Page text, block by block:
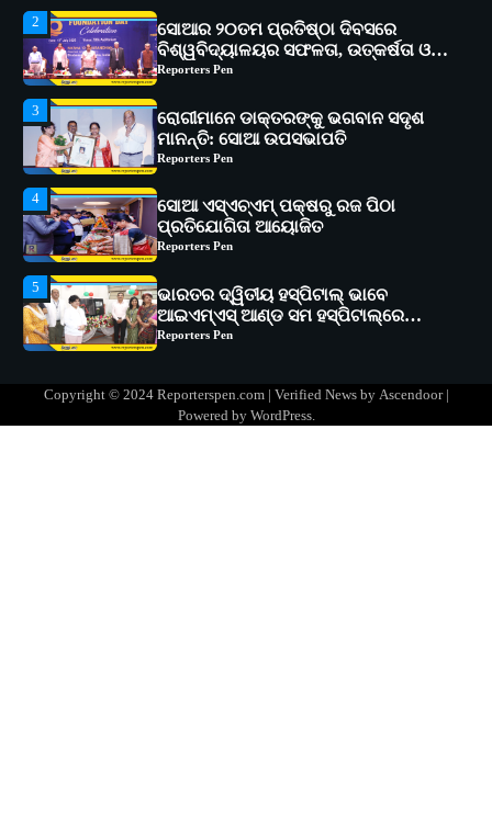
3
ରୋଗୀମାନେ ଡାକ୍ତରଙ୍କୁ ଭଗବାନ ସଦୃଶ
ମାନନ୍ତି: ସୋଆ ଉପସଭାପତି
Reporters Pen
4
ସୋଆ ଏସ୍‌ଏଚ୍‌ଏମ୍ ପକ୍ଷରୁ ରଜ ପିଠା
ପ୍ରତିଯୋଗିତା ଆୟୋଜିତ
Reporters Pen
5
ଭାରତର ଦ୍ୱିତୀୟ ହସ୍ପିଟାଲ୍ ଭାବେ
ଆଇଏମ୍‌ଏସ୍ ଆଣ୍ଡ ସମ ହସ୍ପିଟାଲ୍‌ରେ
ଅତ୍ୟାଧୁନିକ ଡିଜିସ୍କାନର ସ୍ଥାପନ
Reporters Pen
1
ସୋଆ ପକ୍ଷରୁ ରାୱେ କାର୍ଯ୍ୟକ୍ରମ ଅଧୀନରେ
୧୧ଟି ଗ୍ରାମରେ ୧୬ଟି କୃଷକ ପ୍ରଶିକ୍ଷଣ
କାର୍ଯ୍ୟକ୍ରମ ଆୟୋଜିତ
Reporters Pen
ସୋଆର ୨୦ତମ ପ୍ରତିଷ୍ଠା ଦିବସରେ
ବିଶ୍ୱବିଦ୍ୟାଳୟର ସଫଳତା, ଉତ୍କର୍ଷତା ଓ
ଅଗ୍ରଗତିର ସ୍ମୃତିଚାରଣ
Reporters Pen
Copyright © 2024 Reporterspen.com | Verified News by Ascendoor|
Powered by WordPress.